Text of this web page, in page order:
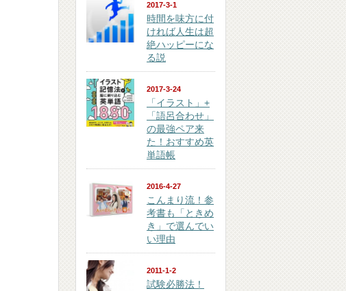
2017-3-1
時間を味方に付
ければ人生は超
絶ハッピーにな
る説
2017-3-24
「イラスト」+
「語呂合わせ」
の最強ペア来
た！おすすめ英
単語帳
2016-4-27
こんまり流！参
考書も「ときめ
き」で選んでい
い理由
2011-1-2
試験必勝法！